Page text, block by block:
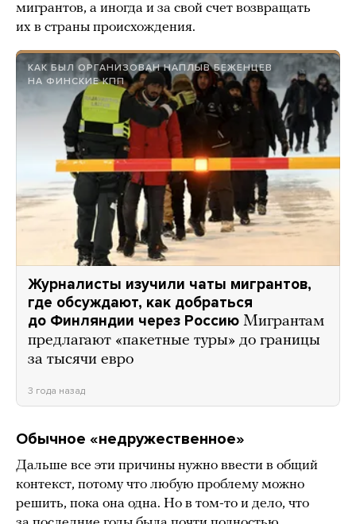
мигрантов, а иногда и за свой счет возвращать
их в страны происхождения.
КАК БЫЛ ОРГАНИЗОВАН НАПЛЫВ БЕЖЕНЦЕВ
НА ФИНСКИЕ КПП
Журналисты изучили чаты мигрантов,
где обсуждают, как добраться
до Финляндии через Россию Мигрантам
предлагают «пакетные туры» до границы
за тысячи евро
3 года назад
Обычное «недружественное»
Дальше все эти причины нужно ввести в общий
контекст, потому что любую проблему можно
решить, пока она одна. Но в том-то и дело, что